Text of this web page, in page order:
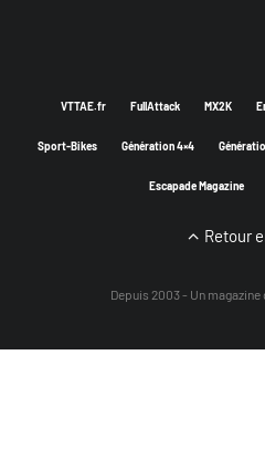
VTTAE.fr FullAttack MX2K
Sport-Bikes Génération 4×4
Escapade Magazine
Retour
Depuis 2003 - Un magazine